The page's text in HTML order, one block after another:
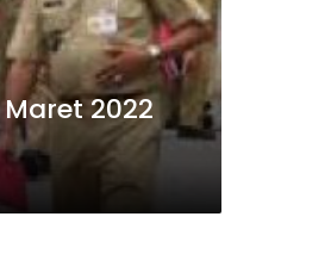
2022